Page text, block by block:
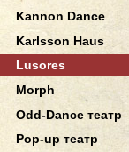
Kannon Dance
Karlsson Haus
Lusores
Morph
Odd-Dance театр
Pop-up театр